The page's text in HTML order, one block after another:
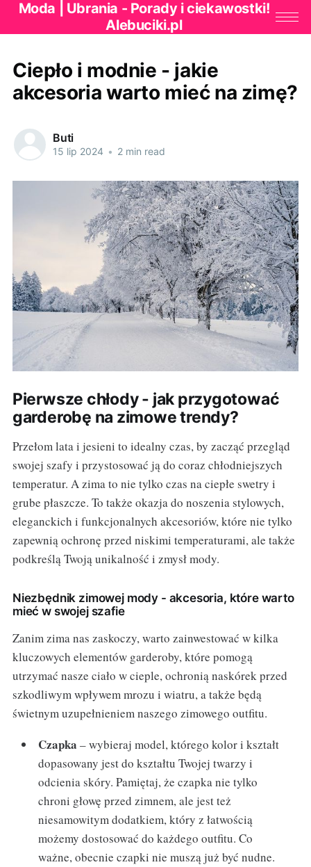
Moda | Ubrania - Porady i ciekawostki!
Alebuciki.pl
Ciepło i modnie - jakie
akcesoria warto mieć na zimę?
Buti
15 lip 2024 • 2 min read
Pierwsze chłody - jak przygotować
garderobę na zimowe trendy?
Przełom lata i jesieni to idealny czas, by zacząć przegląd
swojej szafy i przystosować ją do coraz chłodniejszych
temperatur. A zima to nie tylko czas na ciepłe swetry i
grube płaszcze. To także okazja do noszenia stylowych,
eleganckich i funkcjonalnych akcesoriów, które nie tylko
zapewnią ochronę przed niskimi temperaturami, ale także
podkreślą Twoją unikalność i zmysł mody.
Niezbędnik zimowej mody - akcesoria, które warto
mieć w swojej szafie
Zanim zima nas zaskoczy, warto zainwestować w kilka
kluczowych elementów garderoby, które pomogą
utrzymać nasze ciało w cieple, ochronią naskórek przed
szkodliwym wpływem mrozu i wiatru, a także będą
świetnym uzupełnieniem naszego zimowego outfitu.
Czapka – wybieraj model, którego kolor i kształt
dopasowany jest do kształtu Twojej twarzy i
odcienia skóry. Pamiętaj, że czapka nie tylko
chroni głowę przed zimnem, ale jest też
niesamowitym dodatkiem, który z łatwością
możemy dostosować do każdego outfitu. Co
ważne, obecnie czapki nie muszą już być nudne.